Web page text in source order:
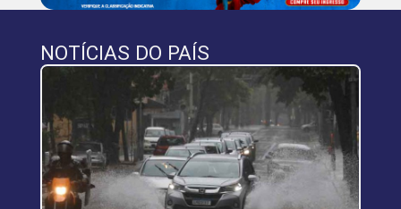
NOTÍCIAS DO PAÍS